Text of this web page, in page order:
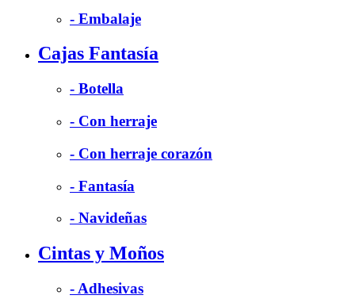
- Embalaje
Cajas Fantasía
- Botella
- Con herraje
- Con herraje corazón
- Fantasía
- Navideñas
Cintas y Moños
- Adhesivas